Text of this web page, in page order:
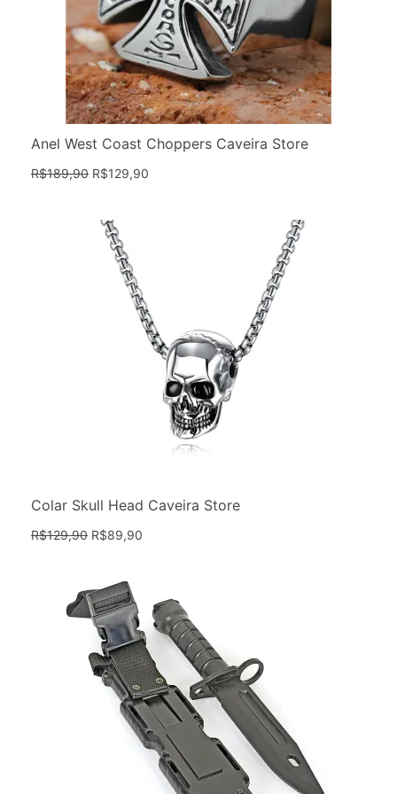
Anel West Coast Choppers Caveira Store
R$189,90 R$129,90
Colar Skull Head Caveira Store
R$129,90 R$89,90